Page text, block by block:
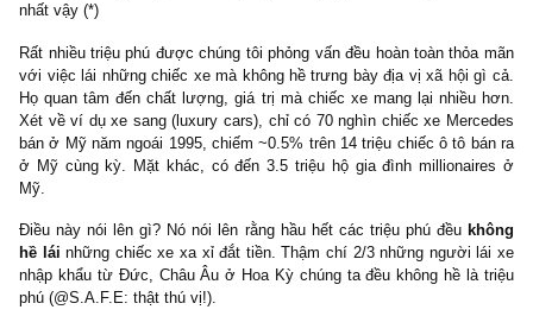
Tôi chẳng có 20 giờ/tuần như mấy gã khác để mà tập trung
đầu tư đâu.’
Những người tích lũy tài sản kém chỉ dành ít hơn 4 giờ mỗi
planning kế hoạch tài chính hoặc đơn thuần chỉ suy nghĩ về kế
tài chính. Trong khi đó, những PAW (người tích lũy tài sản tốt)
trung bình hơn 10 giờ mỗi tháng để lập kế hoạch, thực hiện kế
tài chính của mình.
Như vậy, phải chăng những người tích lũy kém chỉ cần gấp